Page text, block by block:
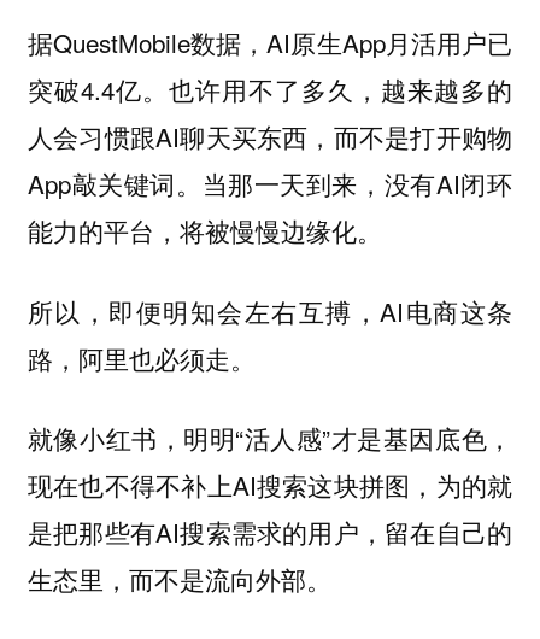
据QuestMobile数据，AI原生App月活用户已
突破4.4亿。也许用不了多久，越来越多的
人会习惯跟AI聊天买东西，而不是打开购物
App敲关键词。当那一天到来，没有AI闭环
能力的平台，将被慢慢边缘化。
所以，即便明知会左右互搏，AI电商这条
路，阿里也必须走。
就像小红书，明明“活人感”才是基因底色，
现在也不得不补上AI搜索这块拼图，为的就
是把那些有AI搜索需求的用户，留在自己的
生态里，而不是流向外部。